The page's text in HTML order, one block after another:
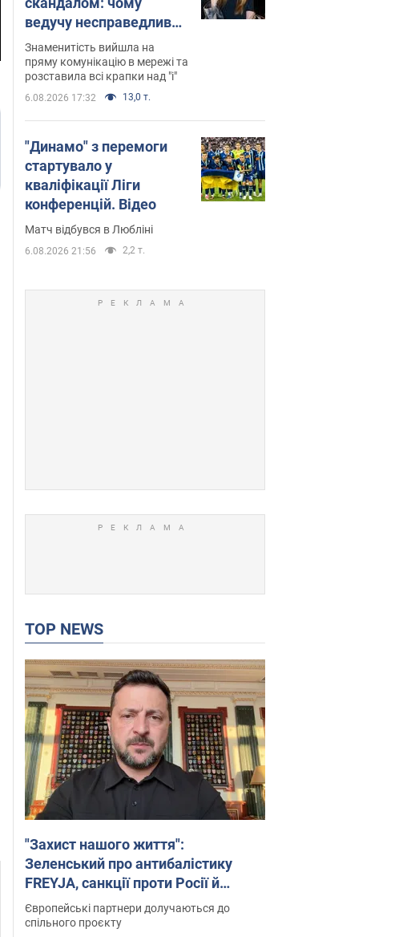
ведучу несправедливо
захейтили
Знаменитість вийшла на
пряму комунікацію в мережі та
розставила всі крапки над "і"
6.08.2026 17:32 13,0 т.
"Динамо" з перемоги
стартувало у
кваліфікації Ліги
конференцій. Відео
Матч відбувся в Любліні
6.08.2026 21:56 2,2 т.
TOP NEWS
"Захист нашого життя":
Зеленський про антибалістику
FREYJA, санкції проти Росії й
підтримку аграріїв. Відео
Європейські партнери долучаються до
спільного проєкту